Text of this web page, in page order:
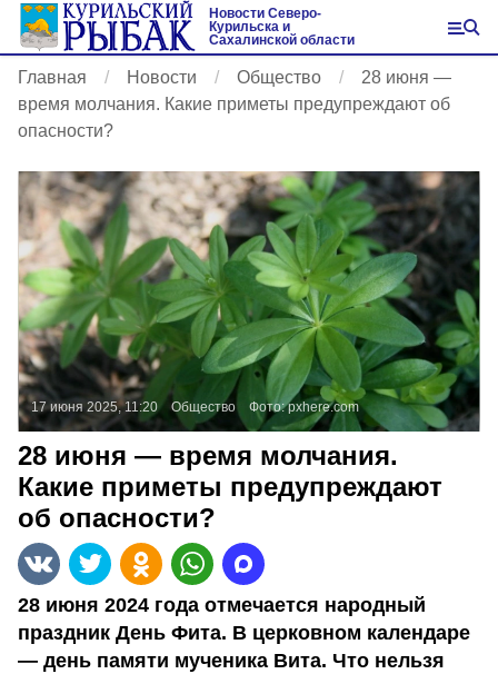
Новости Северо-
Курильска и
Сахалинской области
Главная Новости Общество
28 июня —
время молчания. Какие приметы предупреждают об
опасности?
17 июня 2025, 11:20 Общество Фото:pxhere.com
28 июня — время молчания.
Какие приметы предупреждают
об опасности?
28 июня 2024 года отмечается народный
праздник День Фита. В церковном календаре
— день памяти мученика Вита. Что нельзя